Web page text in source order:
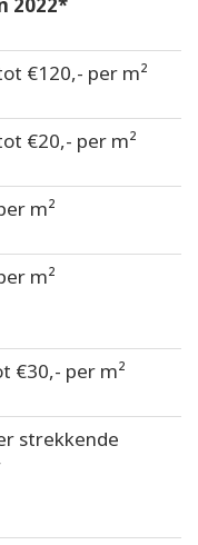
€120,- per m²
€20,- per m²
m²
m²
€30,- per m²
strekkende